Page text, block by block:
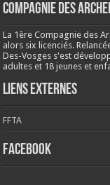
Compagnie des
La 1ère Compagnie des
alors six licenciés.
Des-Vosges s'est
adultes et 18 jeunes et
Liens externes
FFTA
Facebook